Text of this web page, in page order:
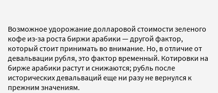
Возможное удорожание долларовой стоимости зеленого
кофе из-за роста биржи арабики — другой фактор,
который стоит принимать во внимание. Но, в отличие от
девальвации рубля, это фактор временный. Котировки на
бирже арабики растут и снижаются; рубль после
исторических девальваций еще ни разу не вернулся к
прежним значениям.